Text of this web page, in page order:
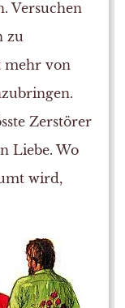
Versuchen
zu
mehr von
Zerstörer
Liebe. Wo
wird,